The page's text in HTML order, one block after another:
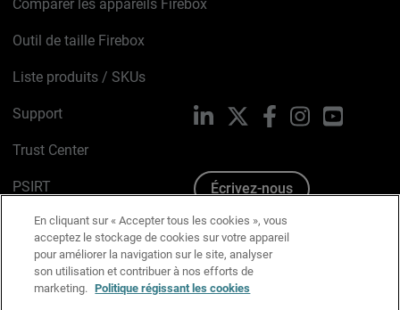
Comparer les appareils Firebox
Outil de taille Firebox
Liste produits / SKUs
Support
Trust Center
PSIRT
Avis sur les cookies
Politique de confidentialité
Charte Graphique
LinkedIn FacebookInstagramYouTube
Écrivez-nous
En cliquant sur « Accepter tous les cookies », vous
acceptez le stockage de cookies sur votre appareil
pour améliorer la navigation sur le site, analyser
son utilisation et contribuer à nos efforts de
marketing. Politique régissant les cookies